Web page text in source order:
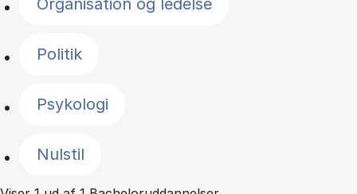
Organisation og ledelse
Politik
Psykologi
Nulstil